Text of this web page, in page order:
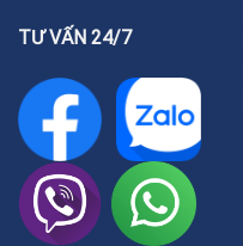
TƯ VẤN 24/7